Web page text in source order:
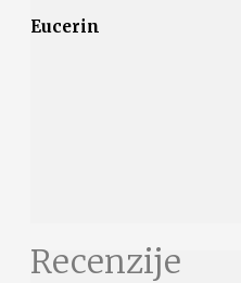
Eucerin
Recenzije